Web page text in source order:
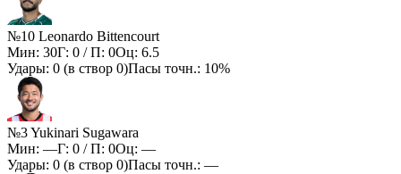
№10 Leonardo Bittencourt
Мин: 30Г: 0 / П: 0Оц: 6.5
Удары: 0 (в створ 0)Пасы точн.: 10%
№3 Yukinari Sugawara
Мин: —Г: 0 / П: 0Оц: —
Удары: 0 (в створ 0)Пасы точн.: —